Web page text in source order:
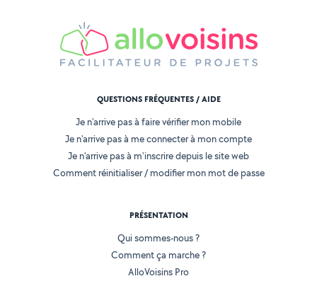
QUESTIONS FRÉQUENTES / AIDE
Je n'arrive pas à faire vérifier mon mobile
Je n'arrive pas à me connecter à mon compte
Je n'arrive pas à m'inscrire depuis le site web
Comment réinitialiser / modifier mon mot de passe
PRÉSENTATION
Qui sommes-nous ?
Comment ça marche ?
AlloVoisins Pro